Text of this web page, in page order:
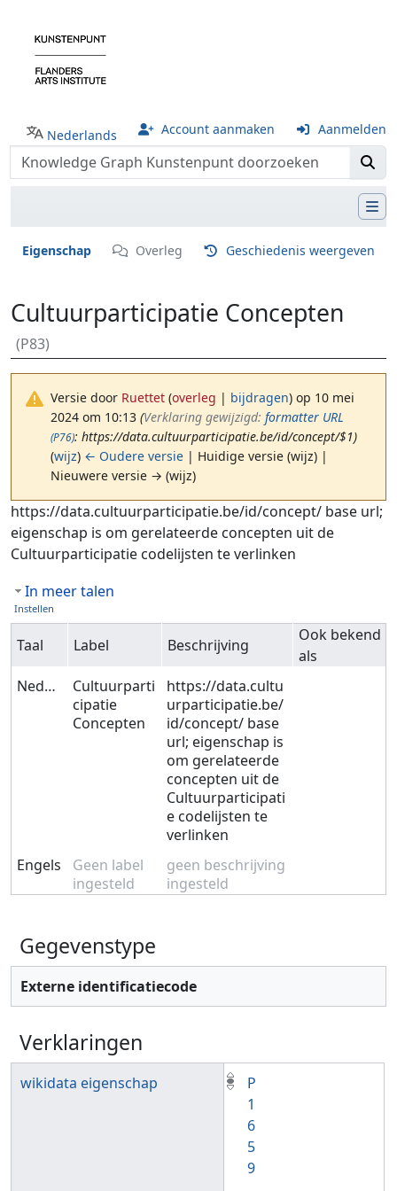
Nederlands Account aanmaken Aanmelden
Eigenschap Overleg Geschiedenis weergeven
Cultuurparticipatie Concepten
(P83)
Versie door Ruettet (overleg | bijdragen) op 10 mei
2024 om 10:13 (‎Verklaring gewijzigd: formatter URL
(P76): https://data.cultuurparticipatie.be/id/concept/$1)
(wijz) ← Oudere versie | Huidige versie (wijz) |
Nieuwere versie → (wijz)
Ga naar:navigatie,zoeken
https://data.cultuurparticipatie.be/id/concept/ base url;
eigenschap is om gerelateerde concepten uit de
Cultuurparticipatie codelijsten te verlinken
In meer talen
Instellen
Taal Label Beschrijving
Ook bekend
als
Nederlands
Cultuurparti
cipatie
Concepten
https://data.cultu
urparticipatie.be/
id/concept/ base
url; eigenschap is
om gerelateerde
concepten uit de
Cultuurparticipati
e codelijsten te
verlinken
Engels
Geen label
ingesteld
geen beschrijving
ingesteld
Gegevenstype
Externe identificatiecode
Verklaringen
wikidata eigenschap
P
1
6
5
9